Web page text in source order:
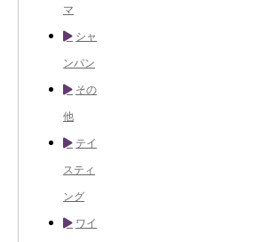
マ
シャ
ンパン
その
他
テイ
スティ
ング
ワイ